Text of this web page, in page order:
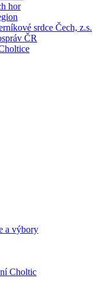
hor
srdce Čech, z.s.
ČR
a výbory
Choltic